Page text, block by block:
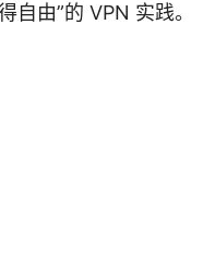
自由”的 VPN 实践。